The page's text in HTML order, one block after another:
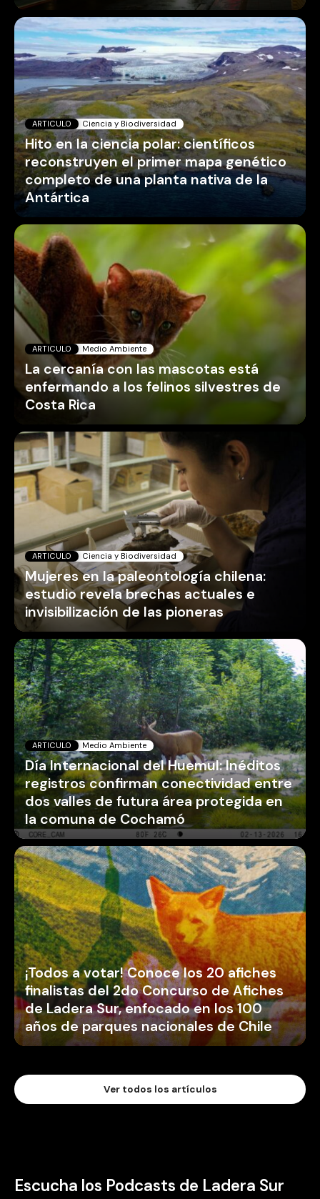
ARTICULO Ciencia y Biodiversidad
Hito en la ciencia polar: científicos
reconstruyen el primer mapa genético
completo de una planta nativa de la
Antártica
ARTICULO Medio Ambiente
La cercanía con las mascotas está
enfermando a los felinos silvestres de
Costa Rica
ARTICULO Ciencia y Biodiversidad
Mujeres en la paleontología chilena:
estudio revela brechas actuales e
invisibilización de las pioneras
ARTICULO Medio Ambiente
Día Internacional del Huemul: Inéditos
registros confirman conectividad entre
dos valles de futura área protegida en
la comuna de Cochamó
¡Todos a votar! Conoce los 20 afiches
finalistas del 2do Concurso de Afiches
de Ladera Sur, enfocado en los 100
años de parques nacionales de Chile
Ver todos los artículos
Escucha los Podcasts de Ladera Sur